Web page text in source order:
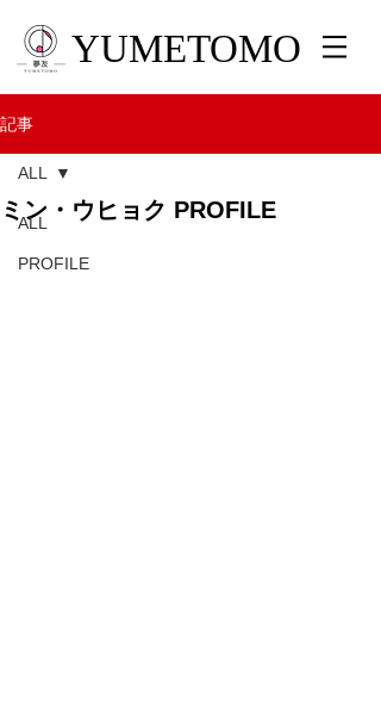
YUMETOMO
記事
ALL
PROFILE
ALL
ミン・ウヒョク PROFILE